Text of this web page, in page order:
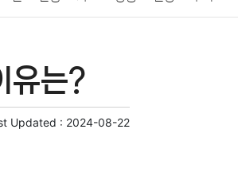
교육 교통
유는?
Updated : 2024-08-22